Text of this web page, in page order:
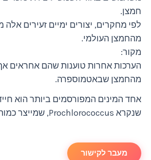
חמצן.
מהחמצן העולמי.
מקור:
מהחמצן שבאטמוספרה.
אחד המינים המפורסמים ביותר הוא
שנקרא Prochlorococcus, שמייצר כמות עצומה
מעבר לקישור